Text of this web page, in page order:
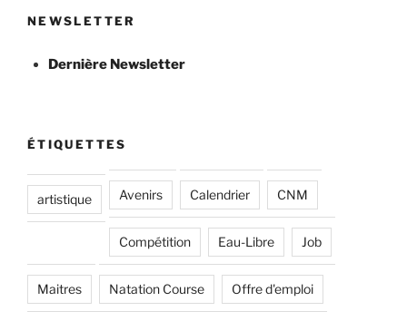
NEWSLETTER
Dernière Newsletter
ÉTIQUETTES
artistique Avenirs Calendrier CNM
Compétition Eau-Libre Job
Maitres Natation Course Offre d'emploi